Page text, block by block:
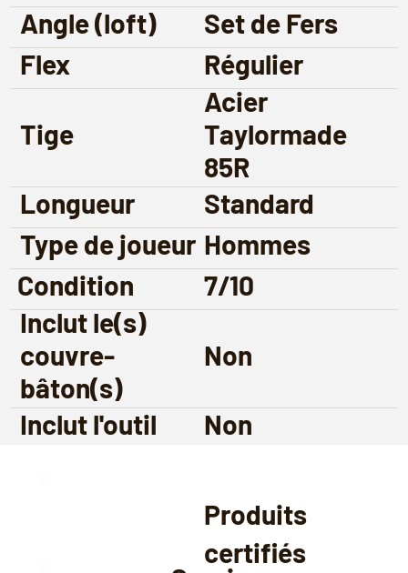
Angle (loft)
Set de Fers
Flex
Régulier
Tige
Acier
Taylormade
85R
Longueur
Standard
Type de joueur Hommes
Condition
7/10
Inclut le(s)
couvre-
bâton(s)
Non
Inclut l'outil Non
Produits
certifiés